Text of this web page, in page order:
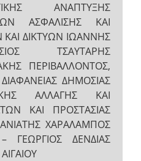
ΑΝΑΠΤΥΞΗΣ
ΑΣΦΑΛΙΣΗΣ ΚΑΙ
ΔΙΚΤΥΩΝ ΙΩΑΝΝΗΣ
ΤΣΑΥΤΑΡΗΣ
ΠΕΡΙΒΑΛΛΟΝΤΟΣ,
ΔΗΜΟΣΙΑΣ
ΑΛΛΑΓΗΣ ΚΑΙ
ΚΑΙ ΠΡΟΣΤΑΣΙΑΣ
ΧΑΡΑΛΑΜΠΟΣ
ΓΕΩΡΓΙΟΣ ΔΕΝΔΙΑΣ